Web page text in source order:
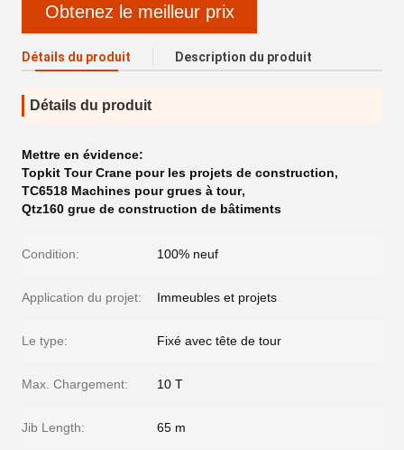
Obtenez le meilleur prix
Détails du produit Description du produit
Détails du produit
Mettre en évidence:
Topkit Tour Crane pour les projets de construction,
TC6518 Machines pour grues à tour,
Qtz160 grue de construction de bâtiments
Condition: 100% neuf
Application du projet: Immeubles et projets
Le type: Fixé avec tête de tour
Max. Chargement: 10 T
Jib Length: 65 m